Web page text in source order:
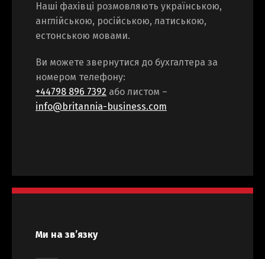
Наші фахівці розмовляють українською,
англійською, російською, латиською,
естонською мовами.
Ви можете звернутися до бухгалтера за
номером телефону:
+44798 896 7392 або листом –
info@britannia-business.com
Ми на зв’язку